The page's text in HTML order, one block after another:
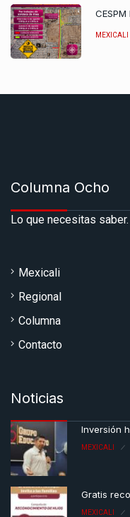
MEXICALI
Columna Ocho
Lo que necesitas saber.
Mexicali
Regional
Columna
Contacto
Noticias
Inversión
MEXICALI
Gratis
MEXICALI